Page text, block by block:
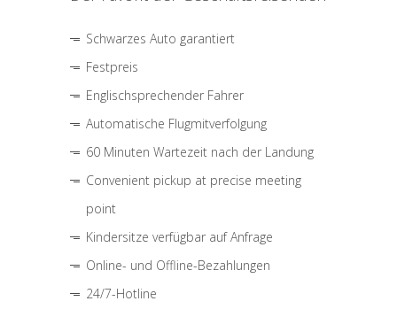
Schwarzes Auto garantiert
Festpreis
Englischsprechender Fahrer
Automatische Flugmitverfolgung
60 Minuten Wartezeit nach der Landung
Convenient pickup at precise meeting
point
Kindersitze verfügbar auf Anfrage
Online- und Offline-Bezahlungen
24/7-Hotline